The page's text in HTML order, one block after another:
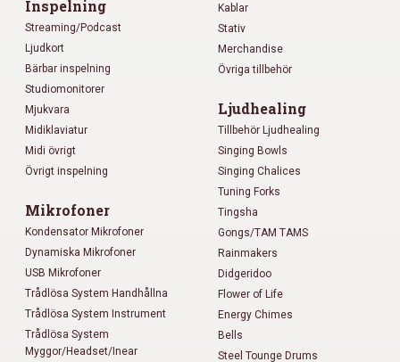
Inspelning
Streaming/Podcast
Ljudkort
Bärbar inspelning
Studiomonitorer
Mjukvara
Midiklaviatur
Midi övrigt
Övrigt inspelning
Mikrofoner
Kondensator Mikrofoner
Dynamiska Mikrofoner
USB Mikrofoner
Trådlösa System Handhållna
Trådlösa System Instrument
Trådlösa System
Myggor/Headset/Inear
Kablar
Stativ
Merchandise
Övriga tillbehör
Ljudhealing
Tillbehör Ljudhealing
Singing Bowls
Singing Chalices
Tuning Forks
Tingsha
Gongs/TAM TAMS
Rainmakers
Didgeridoo
Flower of Life
Energy Chimes
Bells
Steel Tounge Drums